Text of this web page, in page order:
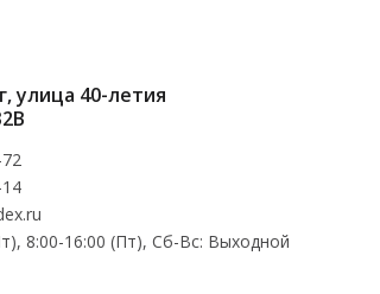
улица 40-летия
8:00-16:00 (Пт), Cб-Вс: Выходной